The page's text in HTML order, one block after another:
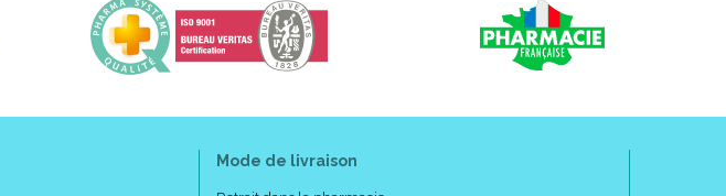
sclérothérapique,
troubles veineux de la grossesse.
INDICATIONS CLASSE 3 :
eczéma veineux,
Mode de livraison